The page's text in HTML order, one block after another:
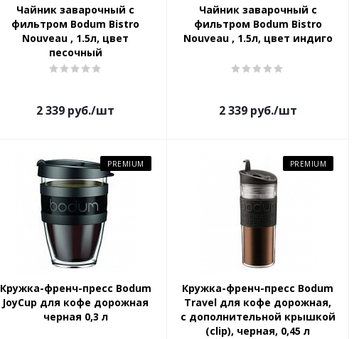
Чайник заварочный с
фильтром Bodum Bistro
Nouveau , 1.5л, цвет
песочный
2 339 руб./шт
Чайник заварочный с
фильтром Bodum Bistro
Nouveau , 1.5л, цвет индиго
2 339руб./шт
PREMIUM
Кружка-френч-пресс Bodum
JoyCup для кофе дорожная
черная 0,3 л
PREMIUM
Кружка-френч-пресс Bodum
Travel для кофе дорожная,
с дополнительной крышкой
(clip), черная, 0,45 л